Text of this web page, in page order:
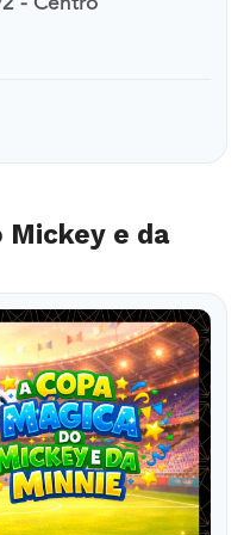
- Centro
Mickey e da